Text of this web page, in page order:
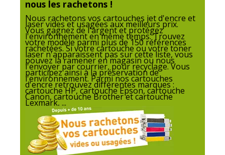
Etat du produit
nous les rachetons !
Nous rachetons vos cartouches jet d'encre et
laser vides et usagées aux meilleurs prix.
Vous gagnez de l'argent et protégez
l'environnement en même temps. Trouvez
votre modèle parmi plus de 150 références
rachetées. Si votre cartouche ou votre toner
laser n'apparaissent pas sur cette liste, vous
pouvez la ramener en magasin ou nous
l'envoyer par courrier, pour recyclage. Vous
participez ainsi à la préservation de
l'environnement. Parmi nos cartouches
d'encre retrouvez différentes marques :
cartouche HP, cartouche Epson, cartouche
Canon, cartouche Brother et cartouche
Lexmark, ...